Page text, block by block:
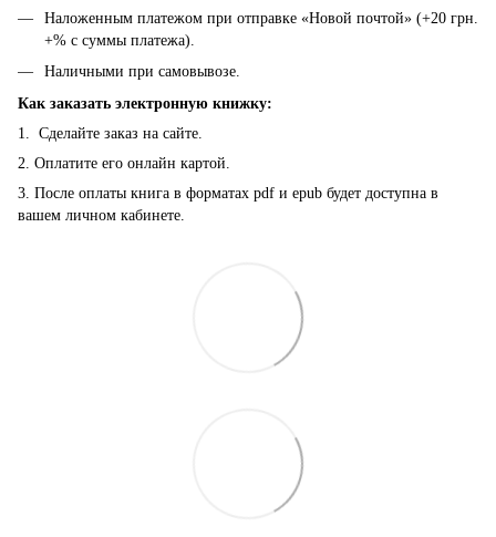
Наложенным платежом при отправке «Новой почтой» (+20 грн.
+% с суммы платежа).
Наличными при самовывозе.
Как заказать электронную книжку:
1. Сделайте заказ на сайте.
2. Оплатите его онлайн картой.
3. После оплаты книга в форматах pdf и epub будет доступна в
вашем личном кабинете.